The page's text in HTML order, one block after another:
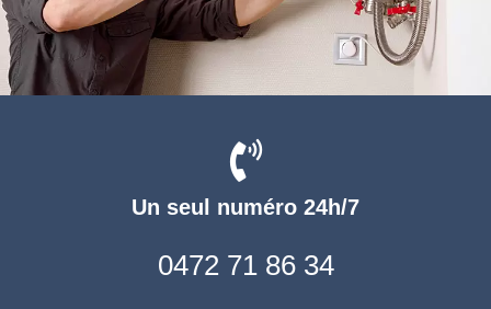
Un seul numéro 24h/7
0472 71 86 34